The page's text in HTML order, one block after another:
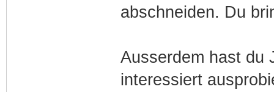
abschneiden. Du
Ausserdem hast du
interessiert